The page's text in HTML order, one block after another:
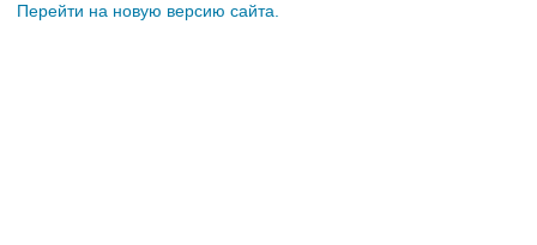
Перейти на новую версию сайта.